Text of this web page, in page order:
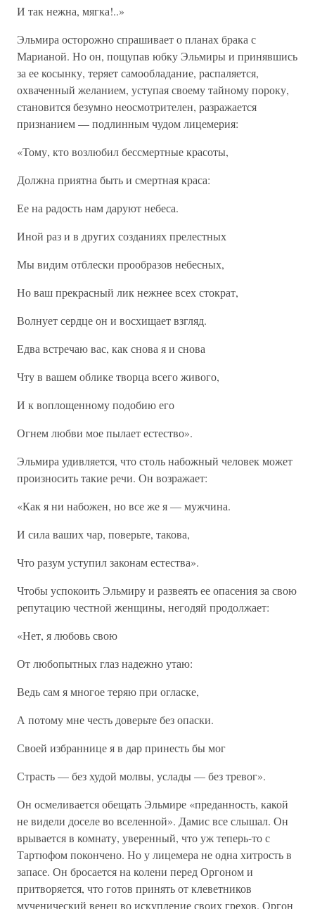
И так нежна, мягка!..»
Эльмира осторожно спрашивает о планах брака с
Марианой. Но он, пощупав юбку Эльмиры и принявшись
за ее косынку, теряет самообладание, распаляется,
охваченный желанием, уступая своему тайному пороку,
становится безумно неосмотрителен, разражается
признанием — подлинным чудом лицемерия:
«Тому, кто возлюбил бессмертные красоты,
Должна приятна быть и смертная краса:
Ее на радость нам даруют небеса.
Иной раз и в других созданиях прелестных
Мы видим отблески прообразов небесных,
Но ваш прекрасный лик нежнее всех стократ,
Волнует сердце он и восхищает взгляд.
Едва встречаю вас, как снова я и снова
Чту в вашем облике творца всего живого,
И к воплощенному подобию его
Огнем любви мое пылает естество».
Эльмира удивляется, что столь набожный человек может
произносить такие речи. Он возражает:
«Как я ни набожен, но все же я — мужчина.
И сила ваших чар, поверьте, такова,
Что разум уступил законам естества».
Чтобы успокоить Эльмиру и развеять ее опасения за свою
репутацию честной женщины, негодяй продолжает:
«Нет, я любовь свою
От любопытных глаз надежно утаю:
Ведь сам я многое теряю при огласке,
А потому мне честь доверьте без опаски.
Своей избраннице я в дар принесть бы мог
Страсть — без худой молвы, услады — без тревог».
Он осмеливается обещать Эльмире «преданность, какой
не видели доселе во вселенной». Дамис все слышал. Он
врывается в комнату, уверенный, что уж теперь-то с
Тартюфом покончено. Но у лицемера не одна хитрость в
запасе. Он бросается на колени перед Оргоном и
притворяется, что готов принять от клеветников
мученический венец во искупление своих грехов. Оргон